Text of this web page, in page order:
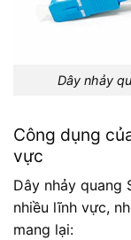
Dây nhảy
Công dụng
vực
Dây nhảy quang
nhiều lĩnh vực,
mang lại: